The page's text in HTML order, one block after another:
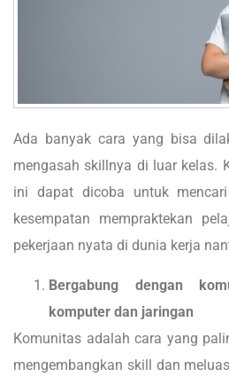
Ada banyak cara yang bisa
mengasah skillnya di luar kelas.
ini dapat dicoba untuk
kesempatan mempraktekan
pekerjaan nyata di dunia kerja
Bergabung dengan
komputer dan jaringan
Komunitas adalah cara yang
mengembangkan skill dan